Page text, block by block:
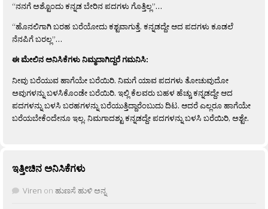
“ನನಗೆ ಅಶ್ಟೊಂದು ಕನ್ನಡ ಬೇರಿನ ಪದಗಳು ಗೊತ್ತಿಲ್ಲ”…
“ಹೊನಲಿಗಾಗಿ ಬರಹ ಬರೆಯೋದು ಕಶ್ಟವಾಗುತ್ತೆ. ಕನ್ನಡದ್ದೇ ಆದ ಪದಗಳು ಕೂಡಲೆ
ನೆನಪಿಗೆ ಬರಲ್ಲ”…
ಈ ಮೇಲಿನ ಅನಿಸಿಕೆಗಳು ನಿಮ್ಮದಾಗಿದ್ದರೆ ಗಮನಿಸಿ:
ನೀವು ಬರೆಯುವ ಹಾಗೆಯೇ ಬರೆಯಿರಿ. ನಿಮಗೆ ಯಾವ ಪದಗಳು ತೋಚುವುದೋ
ಅವುಗಳನ್ನು ಬಳಸಿಕೊಂಡೇ ಬರೆಯಿರಿ. ಇಲ್ಲಿ ಕೆಲವರು ಬಹಳ ಹೆಚ್ಚು ಕನ್ನಡದ್ದೇ ಆದ
ಪದಗಳನ್ನು ಬಳಸಿ ಬರಹಗಳನ್ನು ಬರೆಯುತ್ತಿದ್ದಾರೆಂಬುದು ದಿಟ. ಆದರೆ ಎಲ್ಲರೂ ಹಾಗೆಯೇ
ಬರೆಯಬೇಕೆಂದೇನೂ ಇಲ್ಲ. ನಿಮಗಾದಶ್ಟು ಕನ್ನಡದ್ದೇ ಪದಗಳನ್ನು ಬಳಸಿ ಬರೆಯಿರಿ, ಅಶ್ಟೇ.
ಇತ್ತೀಚಿನ ಅನಿಸಿಕೆಗಳು
Viren on ಹುಣಸೆ ಹುಳಿ ಅನ್ನ